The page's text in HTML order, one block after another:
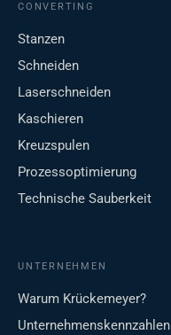
CONVERTING
Stanzen
Schneiden
Laserschneiden
Kaschieren
Kreuzspulen
Prozessoptimierung
Technische Sauberkeit
UNTERNEHMEN
Warum Krückemeyer?
Unternehmenskennzahlen